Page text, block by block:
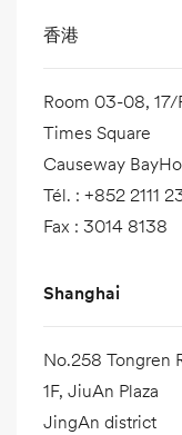
香港
Room 03-08, 17/
Times Square
Causeway
Tél. : +852 2111
Fax : 3014 8138
Shanghai
No.258 Tongren
1F, JiuAn Plaza
JingAn district